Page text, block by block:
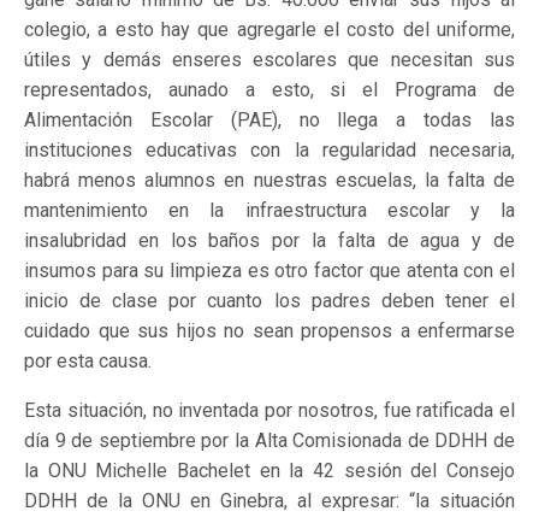
colegio, a esto hay que agregarle el costo del uniforme,
útiles y demás enseres escolares que necesitan sus
representados, aunado a esto, si el Programa de
Alimentación Escolar (PAE), no llega a todas las
instituciones educativas con la regularidad necesaria,
habrá menos alumnos en nuestras escuelas, la falta de
mantenimiento en la infraestructura escolar y la
insalubridad en los baños por la falta de agua y de
insumos para su limpieza es otro factor que atenta con el
inicio de clase por cuanto los padres deben tener el
cuidado que sus hijos no sean propensos a enfermarse
por esta causa.
Esta situación, no inventada por nosotros, fue ratificada el
día 9 de septiembre por la Alta Comisionada de DDHH de
la ONU Michelle Bachelet en la 42 sesión del Consejo
DDHH de la ONU en Ginebra, al expresar: “la situación